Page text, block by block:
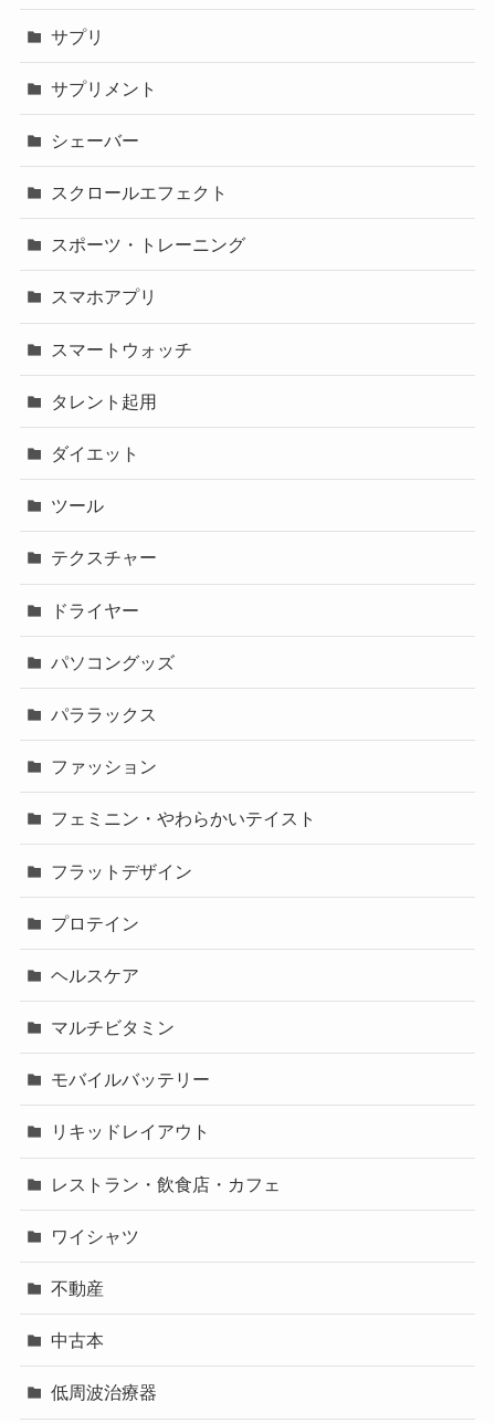
サプリ
サプリメント
シェーバー
スクロールエフェクト
スポーツ・トレーニング
スマホアプリ
スマートウォッチ
タレント起用
ダイエット
ツール
テクスチャー
ドライヤー
パソコングッズ
パララックス
ファッション
フェミニン・やわらかいテイスト
フラットデザイン
プロテイン
ヘルスケア
マルチビタミン
モバイルバッテリー
リキッドレイアウト
レストラン・飲食店・カフェ
ワイシャツ
不動産
中古本
低周波治療器